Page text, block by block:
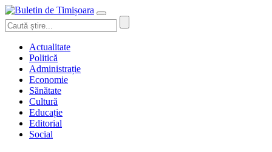
Actualitate
Politică
Administrație
Economie
Sănătate
Cultură
Educație
Editorial
Social